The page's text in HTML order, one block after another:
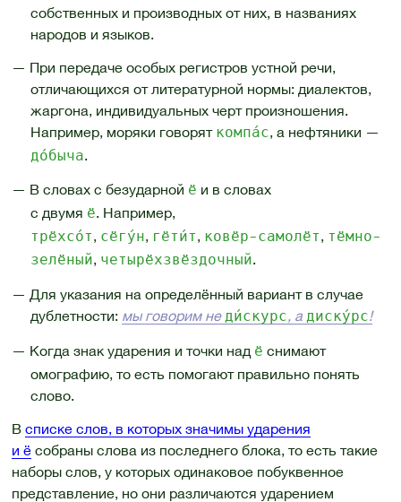
собственных и производных от них, в названиях
народов и языков.
— При передаче особых регистров устной речи,
отличающихся от литературной нормы: диалектов,
жаргона, индивидуальных черт произношения.
Например, моряки говорят компа́с , а нефтяники —
до́быча
— В словах с безударной ё и в словах
с двумя ё. Например,
трёхсо́т, сёгу́н, гёти́т, ковёр-самолёт, тёмно-
зелёный, четырёхзвёздочный.
— Для указания на определённый вариант в случае
дублетности: мы говорим неди́скурс, а дискýрс!
— Когда знак ударения и точки над ё снимают
омографию, то есть помогают правильно понять
слово.
В списке слов, в которых значимы ударения
и ёсобраны слова из последнего блока, то есть такие
наборы слов, у которых одинаковое побуквенное
представление, но они различаются ударением